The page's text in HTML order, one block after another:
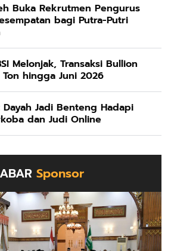
Buka Rekrutmen Pengurus
bagi Putra-Putri
Melonjak, Transaksi Bullion
hingga Juni 2026
Jadi Benteng Hadapi
dan Judi Online
Sponsor